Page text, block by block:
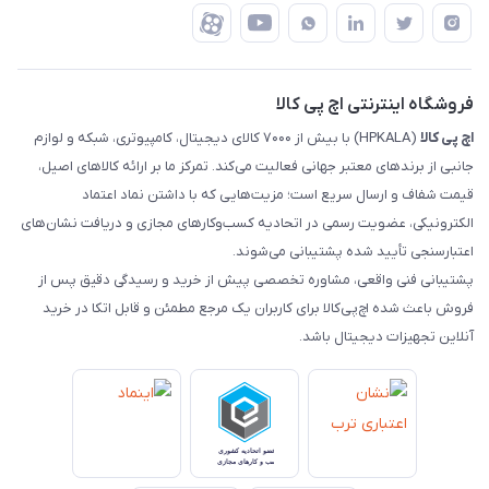
ضمانت اصالت کالا
رهگیری مرسولات چاپار
رهگیری مرسولات ماهکس
درباره ما
تماس با ما
فروشگاه اینترنتی اچ پی کالا
اچ‌ پی‌ کالا
(HPKALA) با بیش از ۷۰۰۰ کالای دیجیتال، کامپیوتری، شبکه و لوازم
جانبی از برندهای معتبر جهانی فعالیت می‌کند. تمرکز ما بر ارائه کالاهای اصیل،
قیمت شفاف و ارسال سریع است؛ مزیت‌هایی که با داشتن نماد اعتماد
الکترونیکی، عضویت رسمی در اتحادیه کسب‌وکارهای مجازی و دریافت نشان‌های
اعتبارسنجی تأیید شده پشتیبانی می‌شوند.
پشتیبانی فنی واقعی، مشاوره تخصصی پیش از خرید و رسیدگی دقیق پس از
فروش باعث شده اچ‌پی‌کالا برای کاربران یک مرجع مطمئن و قابل اتکا در خرید
آنلاین تجهیزات دیجیتال باشد.